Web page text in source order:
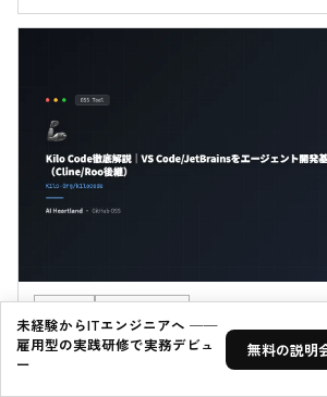
TOOL KILO-CODE
Kilo Code徹底解説｜VS Code/JetBrainsをエ
に変えるOSS（Cline/Roo後継）
未経験からITエンジニアへ ──
雇用型の実践研修で実務デビュ
ー
無料の説明